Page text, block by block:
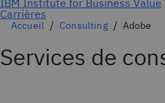
Accueil Consulting Adobe
Services de